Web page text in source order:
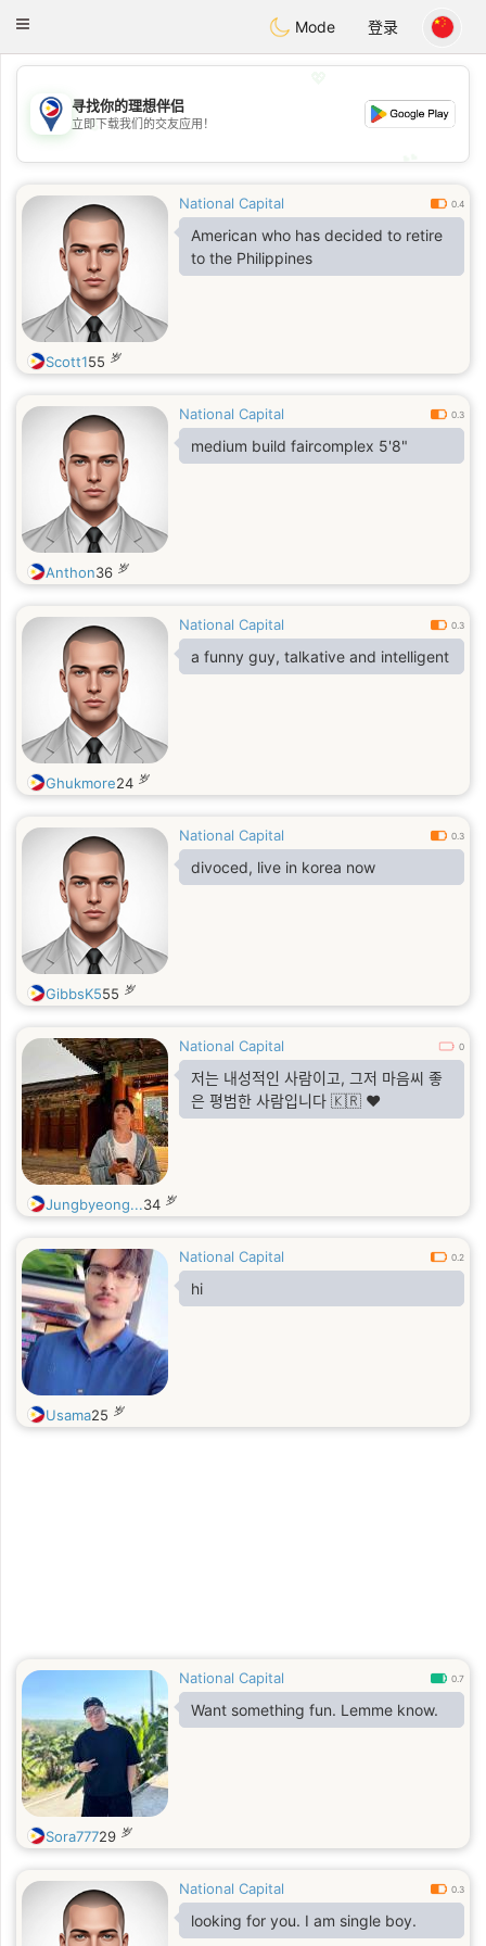
PhilippinesChat
Toggle
Mode 登录
💖
💕
寻找你的理想伴侣
立即下载我们的交友应用！
National Capital 0.4
American who has decided to retire
to the Philippines
Scott155 岁
National Capital 0.3
medium build faircomplex 5'8"
Anthon36 岁
National Capital 0.3
a funny guy, talkative and intelligent
Ghukmore24 岁
National Capital 0.3
divoced, live in korea now
GibbsK555 岁
National Capital 0
저는 내성적인 사람이고, 그저 마음씨 좋
은 평범한 사람입니다 🇰🇷 ❤️
Jungbyeong...34 岁
National Capital 0.2
hi
Usama25 岁
National Capital 0.7
Want something fun. Lemme know.
Sora77729 岁
National Capital 0.3
looking for you. I am single boy.